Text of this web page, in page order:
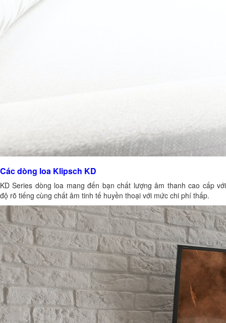
Các dòng loa Klipsch KD
KD Series dòng loa mang đến bạn chất lượng âm thanh cao cấp với
độ rõ tiếng cùng chất âm tinh tế huyền thoại với mức chi phí thấp.